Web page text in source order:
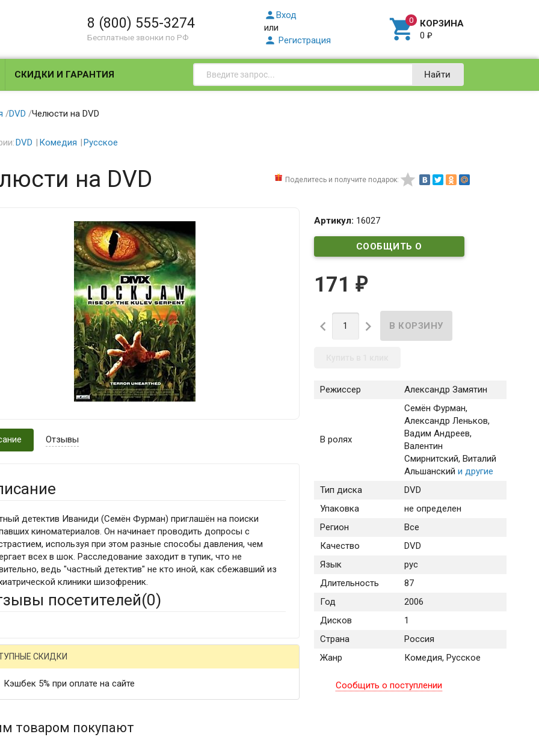
8 (800) 555-3274
Бесплатные звонки по РФ
Вход
или
 Регистрация  КОРЗИНА
0₽
СКИДКИ И ГАРАНТИЯ Найти
/DVD /Челюсти на DVD
DVD Комедия Русское
Поделитесь и получите подарок: 
на DVD
Артикул: 16027
СООБЩИТЬ О
171 ₽
 
Режиссер Александр Замятин
В ролях
Cемён Фурман,
Александр Леньков,
Вадим Андреев,
Валентин
Смирнитский, Виталий
Альшанский и другие
Тип диска
DVD
Упаковка
не определен
Регион
Все
Качество
DVD
Язык
рус
Длительность
87
Год
2006
Дисков
1
Страна
Россия
Жанр
Комедия, Русское
Сообщить о поступлении
Отзывы
детектив Иваниди (Cемён Фурман) приглашён на поиски
киноматериалов. Он начинает проводить допросы с
используя при этом разные способы давления, чем
всех в шок. Расследование заходит в тупик, что не
ведь "частный детектив" не кто иной, как сбежавший из
клиники шизофреник.
посетителей(0)
СКИДКИ
Кэшбек 5% при оплате на сайте
товаром покупают